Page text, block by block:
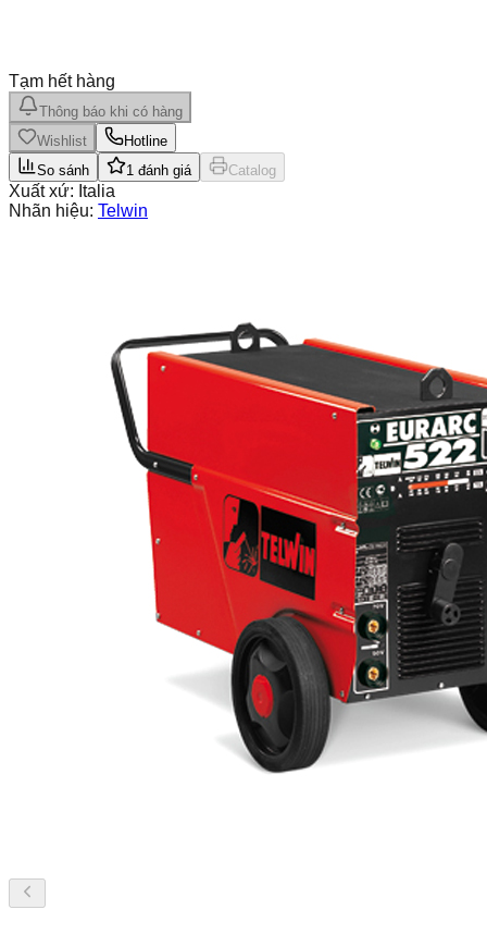
Tạm hết hàng
Thông báo khi có hàng
Wishlist
Hotline
So sánh
1 đánh giá Catalog
Xuất xứ: Italia
Nhãn hiệu: Telwin